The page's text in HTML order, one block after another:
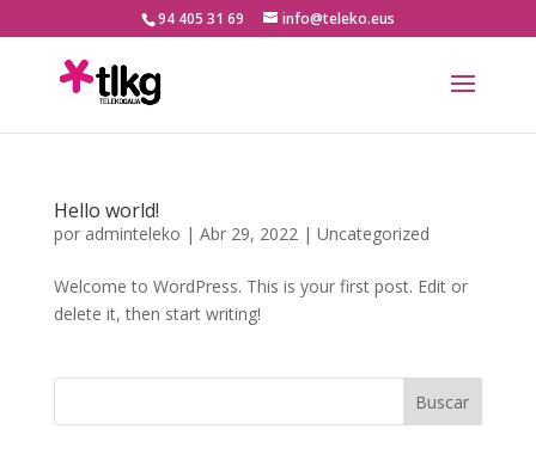
94 405 31 69 info@teleko.eus
Hello world!
por adminteleko | Abr 29, 2022| Uncategorized
Welcome to WordPress. This is your first post. Edit or
delete it, then start writing!
Buscar